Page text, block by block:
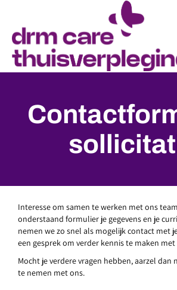
Interesse om samen te werken met ons
onderstaand formulier je gegevens en je
nemen we zo snel als mogelijk contact met
een gesprek om verder kennis te maken met
Mocht je verdere vragen hebben, aarzel dan
te nemen met ons.